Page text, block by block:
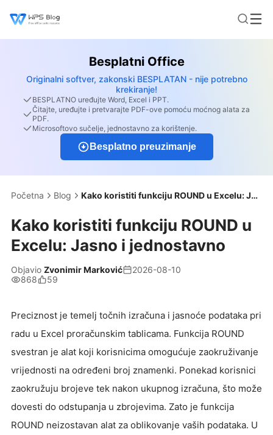
Besplatni Office
Originalni softver, zakonski BESPLATAN - nije potrebno
krekiranje!
BESPLATNO uređujte Word, Excel i PPT.
Čitajte, uređujte i pretvarajte PDF-ove pomoću moćnog alata za
PDF.
Microsoftovo sučelje, jednostavno za korištenje.
Besplatno preuzimanje
Početna Blog Kako koristiti funkciju ROUND u Excelu: Jasno i jednostavno
Kako koristiti funkciju ROUND u
Excelu: Jasno i jednostavno
Objavio Zvonimir Marković
2026-08-10
868
59
Preciznost je temelj točnih izračuna i jasnoće podataka pri
radu u Excel proračunskim tablicama. Funkcija ROUND
svestran je alat koji korisnicima omogućuje zaokruživanje
vrijednosti na određeni broj znamenki. Ponekad korisnici
zaokružuju brojeve tek nakon ukupnog izračuna, što može
dovesti do odstupanja u zbrojevima. Zato je funkcija
ROUND neizostavan alat za oblikovanje vaših podataka. U